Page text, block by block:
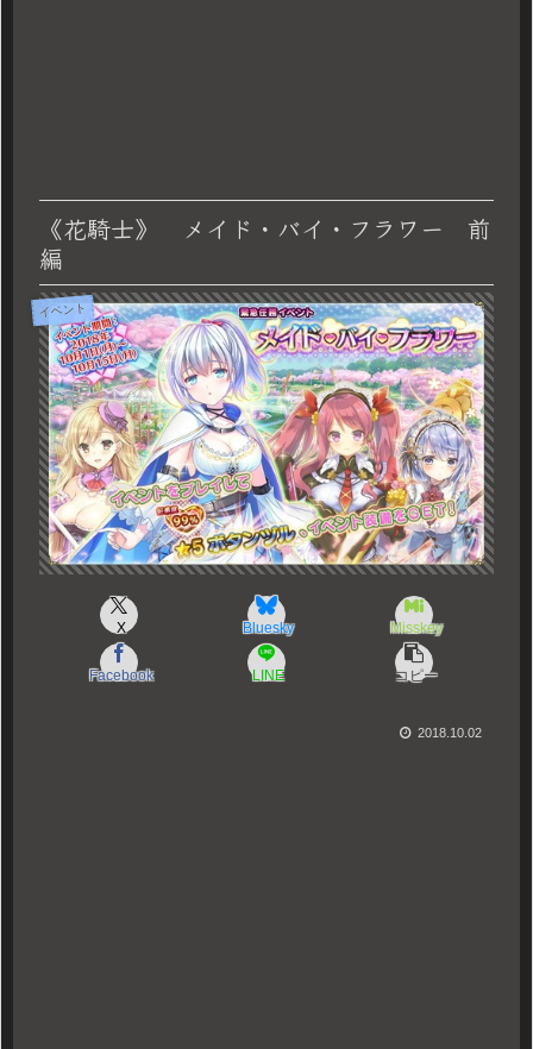
《花騎士》 メイド・バイ・フラワー 前
編
イベント
X Bluesky Misskey
Facebook LINE コピー
2018.10.02